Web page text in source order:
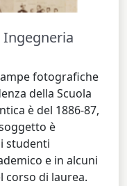
Ingegneria
fotografiche
della Scuola
è del 1886-87,
è
studenti
e in alcuni
corso di laurea.